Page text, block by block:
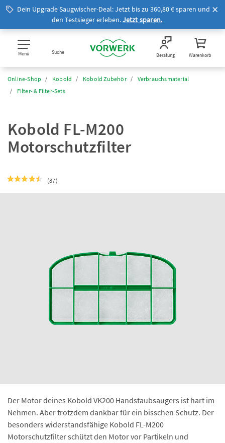
Dein Upgrade Saugwischer-Deal: Jetzt bis zu 360,80 € sparen und
den Testsieger erleben.Jetzt sparen.
Menü Suche Beratung Warenkorb
Online-Shop Kobold Kobold Zubehör
Verbrauchsmaterial
Filter- & Filter-Sets
Kobold FL-M200
Motorschutzfilter
(87)
Der Motor deines Kobold VK200 Handstaubsaugers ist hart im
Nehmen. Aber trotzdem dankbar für ein bisschen Schutz. Der
besonders widerstandsfähige Kobold FL-M200
Motorschutzfilter schützt den Motor vor Partikeln und